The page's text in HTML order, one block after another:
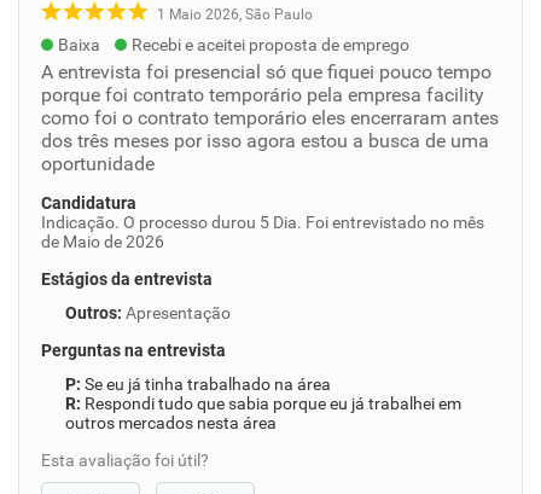
1 Maio 2026, São Paulo
Baixa Recebi e aceitei proposta de emprego
A entrevista foi presencial só que fiquei pouco tempo
porque foi contrato temporário pela empresa facility
como foi o contrato temporário eles encerraram antes
dos três meses por isso agora estou a busca de uma
oportunidade
Candidatura
Indicação. O processo durou 5 Dia. Foi entrevistado no mês
de Maio de 2026
Estágios da entrevista
Outros: Apresentação
Perguntas na entrevista
Se eu já tinha trabalhado na área
Respondi tudo que sabia porque eu já trabalhei em
outros mercados nesta área
Esta avaliação foi útil?